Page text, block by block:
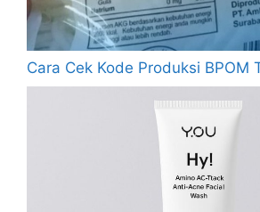
Cara Cek Kode Produksi BPOM